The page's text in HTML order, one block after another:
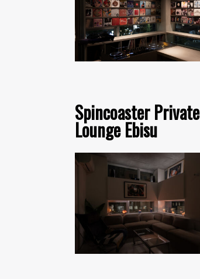
Spincoaster Private
Lounge Ebisu